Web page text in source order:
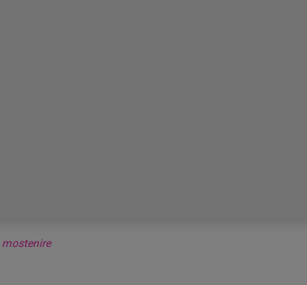
mostenire